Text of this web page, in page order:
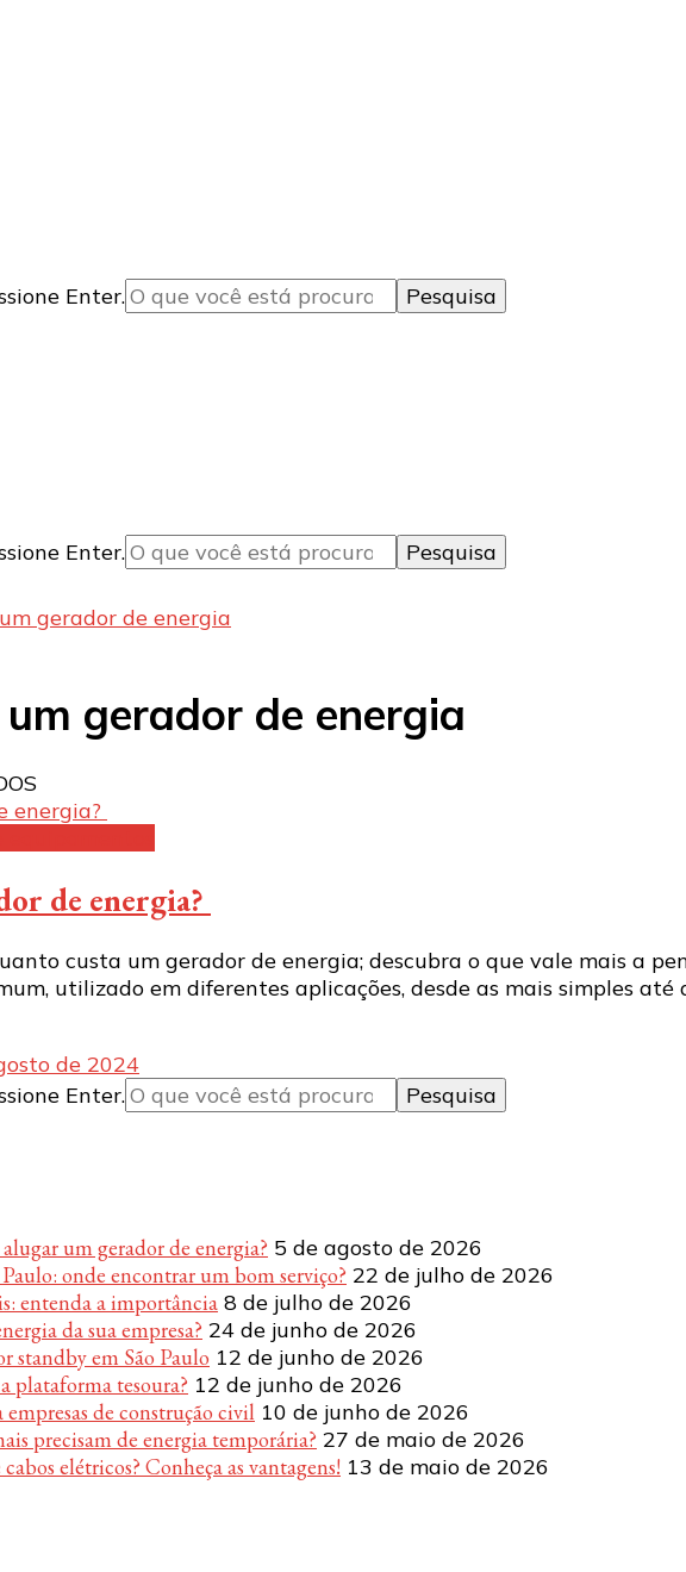
Enter.
Enter.
gerador de energia
gerador de energia
de energia?
custa um gerador de energia; descubra o que vale mais a
utilizado em diferentes aplicações, desde as mais simples
de 2024
Enter.
um gerador de energia? 5 de agosto de 2026
onde encontrar um bom serviço? 22 de julho de 2026
entenda a importância 8 de julho de 2026
da sua empresa? 24 de junho de 2026
standby em São Paulo 12 de junho de 2026
plataforma tesoura? 12 de junho de 2026
de construção civil 10 de junho de 2026
precisam de energia temporária? 27 de maio de 2026
elétricos? Conheça as vantagens! 13 de maio de 2026